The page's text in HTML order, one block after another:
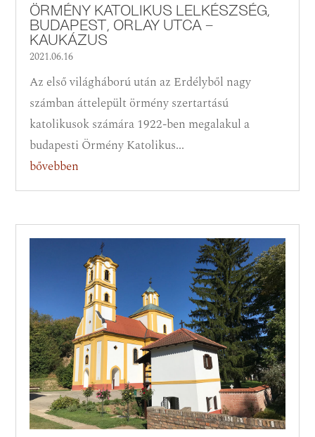
ÖRMÉNY KATOLIKUS LELKÉSZSÉG,
BUDAPEST, ORLAY UTCA –
KAUKÁZUS
2021.06.16
Az első világháború után az Erdélyből nagy
számban áttelepült örmény szertartású
katolikusok számára 1922-ben megalakul a
budapesti Örmény Katolikus...
bővebben